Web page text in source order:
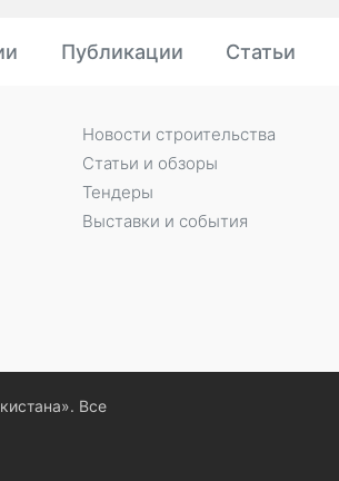
Публикации Статьи
Новости строительства
Статьи и обзоры
Тендеры
Выставки и события
Все